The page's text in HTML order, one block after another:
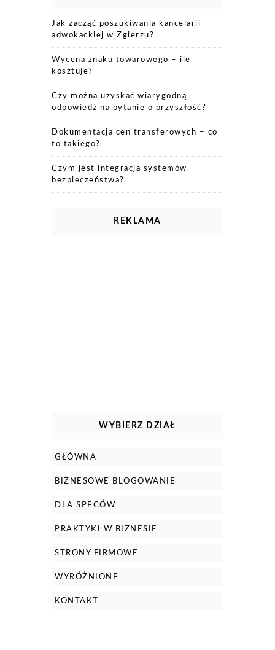
Jak zacząć poszukiwania kancelarii
adwokackiej w Zgierzu?
Wycena znaku towarowego – ile
kosztuje?
Czy można uzyskać wiarygodną
odpowiedź na pytanie o przyszłość?
Dokumentacja cen transferowych – co
to takiego?
Czym jest integracja systemów
bezpieczeństwa?
REKLAMA
WYBIERZ DZIAŁ
GŁÓWNA
BIZNESOWE BLOGOWANIE
DLA SPECÓW
PRAKTYKI W BIZNESIE
STRONY FIRMOWE
WYRÓŻNIONE
KONTAKT